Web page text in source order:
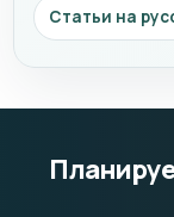
Статьи на